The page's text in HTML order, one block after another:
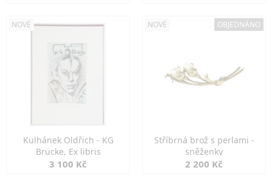
NOVÉ
Kulhánek Oldřich - KG
Brücke, Ex libris
3 100 Kč
NOVÉ OBJEDNÁNO
Stříbrná brož s perlami -
sněženky
2 200 Kč